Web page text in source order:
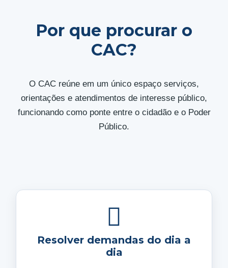
Por que procurar o
CAC?
O CAC reúne em um único espaço serviços,
orientações e atendimentos de interesse público,
funcionando como ponte entre o cidadão e o Poder
Público.
Resolver demandas do dia a
dia